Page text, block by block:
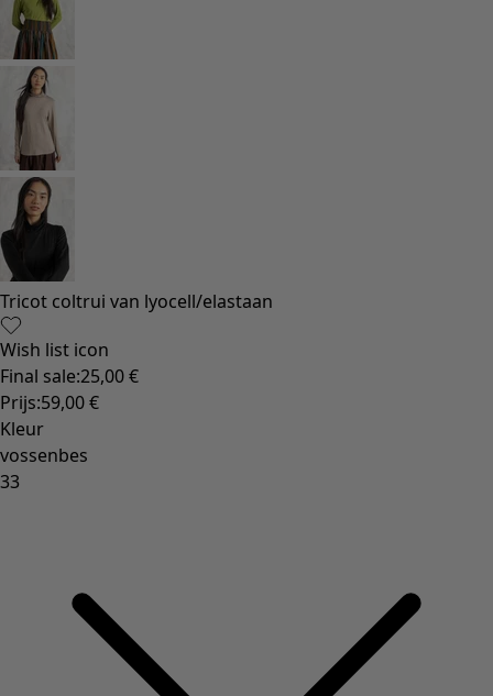
Gebloemde woonaccessoires
Natuurlijk
Bohemien interieur
Scandinavisch interieur
Gezellig interieur